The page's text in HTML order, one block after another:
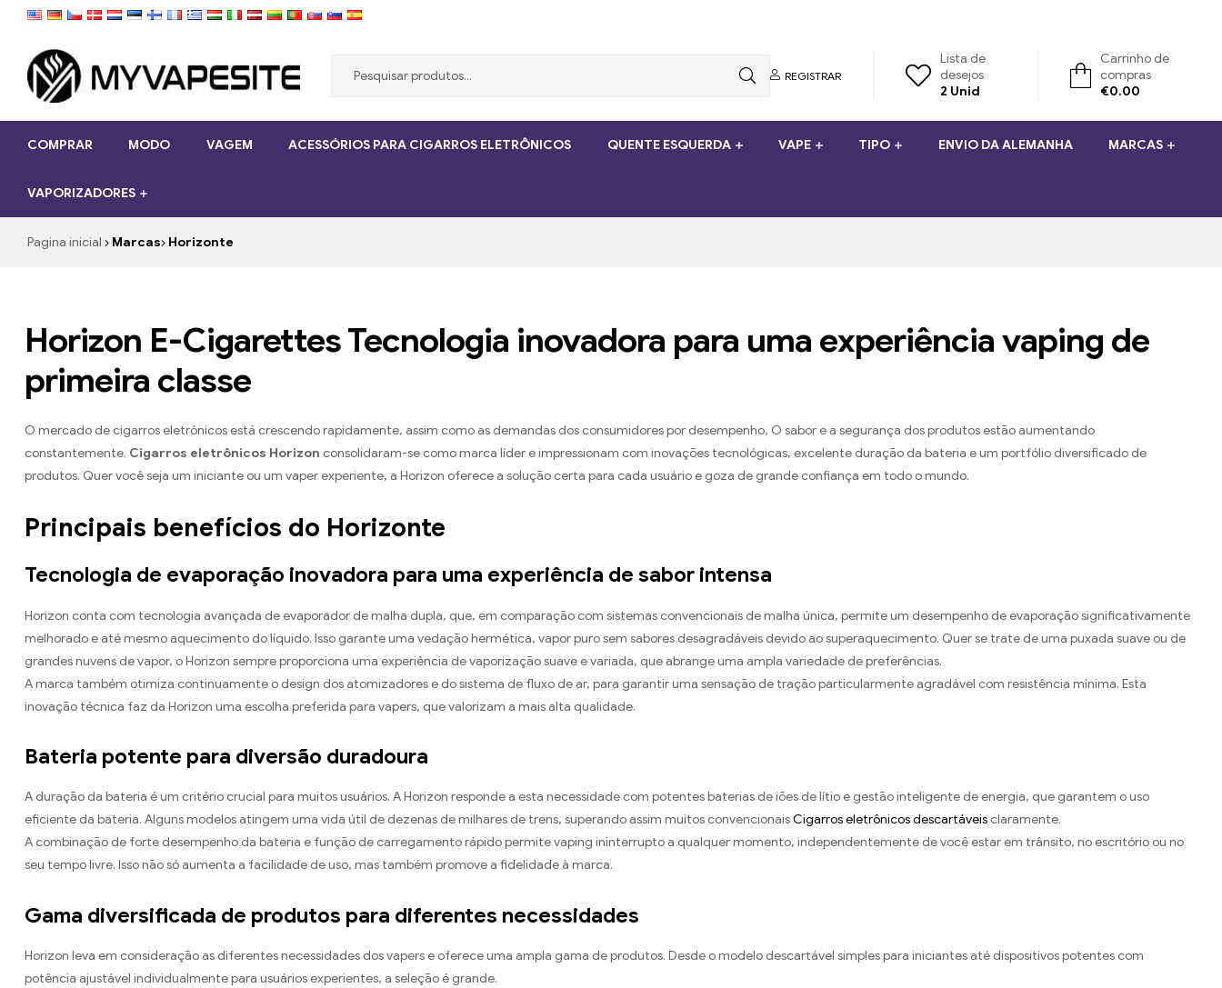
Myvapesite.de
eletrônicos
baratos
online
REGISTRAR
Lista de
desejos
2 Unid
Carrinho de
compras
€0.00
COMPRAR MODO VAGEM ACESSÓRIOS PARA CIGARROS ELETRÔNICOS QUENTE ESQUERDA VAPE TIPO ENVIO DA ALEMANHA MARCAS
VAPORIZADORES
Pagina inicial Marcas Horizonte
Horizon E-Cigarettes Tecnologia inovadora para uma experiência vaping de
primeira classe
O mercado de cigarros eletrônicos está crescendo rapidamente, assim como as demandas dos consumidores por desempenho, O sabor e a segurança dos produtos estão aumentando
constantemente. Cigarros eletrônicos Horizon consolidaram-se como marca líder e impressionam com inovações tecnológicas, excelente duração da bateria e um portfólio diversificado de
produtos. Quer você seja um iniciante ou um vaper experiente, a Horizon oferece a solução certa para cada usuário e goza de grande confiança em todo o mundo.
Principais benefícios do Horizonte
Tecnologia de evaporação inovadora para uma experiência de sabor intensa
Horizon conta com tecnologia avançada de evaporador de malha dupla, que, em comparação com sistemas convencionais de malha única, permite um desempenho de evaporação significativamente
melhorado e até mesmo aquecimento do líquido. Isso garante uma vedação hermética, vapor puro sem sabores desagradáveis ​​devido ao superaquecimento. Quer se trate de uma puxada suave ou de
grandes nuvens de vapor, o Horizon sempre proporciona uma experiência de vaporização suave e variada, que abrange uma ampla variedade de preferências.
A marca também otimiza continuamente o design dos atomizadores e do sistema de fluxo de ar, para garantir uma sensação de tração particularmente agradável com resistência mínima. Esta
inovação técnica faz da Horizon uma escolha preferida para vapers, que valorizam a mais alta qualidade.
Bateria potente para diversão duradoura
A duração da bateria é um critério crucial para muitos usuários. A Horizon responde a esta necessidade com potentes baterias de iões de lítio e gestão inteligente de energia, que garantem o uso
eficiente da bateria. Alguns modelos atingem uma vida útil de dezenas de milhares de trens, superando assim muitos convencionaisCigarros eletrônicos descartáveis claramente.
A combinação de forte desempenho da bateria e função de carregamento rápido permite vaping ininterrupto a qualquer momento, independentemente de você estar em trânsito, no escritório ou no
seu tempo livre. Isso não só aumenta a facilidade de uso, mas também promove a fidelidade à marca.
Gama diversificada de produtos para diferentes necessidades
Horizon leva em consideração as diferentes necessidades dos vapers e oferece uma ampla gama de produtos. Desde o modelo descartável simples para iniciantes até dispositivos potentes com
potência ajustável individualmente para usuários experientes, a seleção é grande.